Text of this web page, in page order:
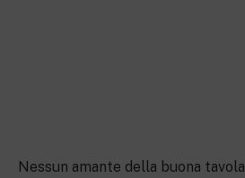
Nessun amante della buona